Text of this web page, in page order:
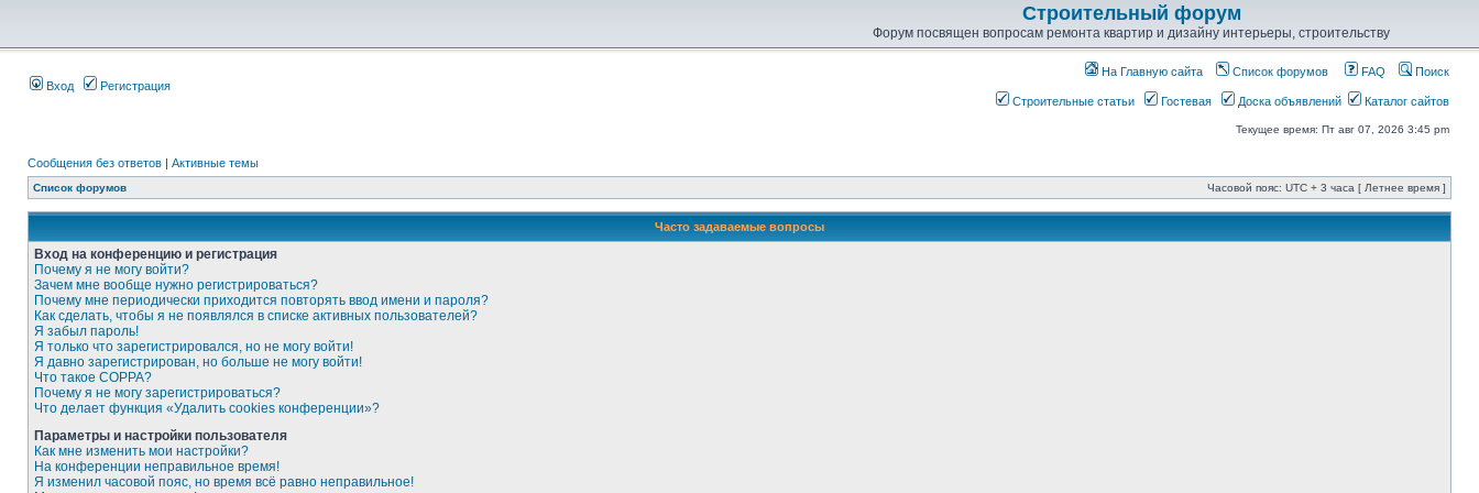
Строительный форум
Форум посвящен вопросам ремонта квартир и дизайну интерьеры, строительству
Вход Регистрация
На Главную сайта Список форумов FAQ Поиск
Строительные статьи Гостевая Доска объявлений Каталог сайтов
Текущее время: Пт авг 07, 2026 3:45 pm
Сообщения без ответов | Активные темы
Список форумов Часовой пояс: UTC + 3 часа [ Летнее время ]
Часто задаваемые вопросы
Вход на конференцию и регистрация
Почему я не могу войти?
Зачем мне вообще нужно регистрироваться?
Почему мне периодически приходится повторять ввод имени и пароля?
Как сделать, чтобы я не появлялся в списке активных пользователей?
Я забыл пароль!
Я только что зарегистрировался, но не могу войти!
Я давно зарегистрирован, но больше не могу войти!
Что такое COPPA?
Почему я не могу зарегистрироваться?
Что делает функция «Удалить cookies конференции»?
Параметры и настройки пользователя
Как мне изменить мои настройки?
На конференции неправильное время!
Я изменил часовой пояс, но время всё равно неправильное!